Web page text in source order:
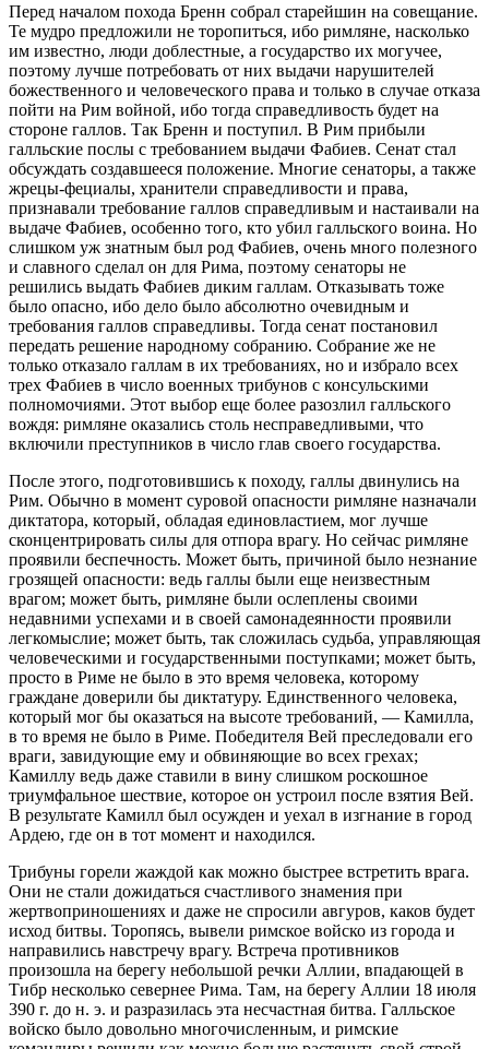
Перед началом похода Бренн собрал старейшин на совещание.
Те мудро предложили не торопиться, ибо римляне, насколько
им известно, люди доблестные, а государство их могучее,
поэтому лучше потребовать от них выдачи нарушителей
божественного и человеческого права и только в случае отказа
пойти на Рим войной, ибо тогда справедливость будет на
стороне галлов. Так Бренн и поступил. В Рим прибыли
галльские послы с требованием выдачи Фабиев. Сенат стал
обсуждать создавшееся положение. Многие сенаторы, а также
жрецы-фециалы, хранители справедливости и права,
признавали требование галлов справедливым и настаивали на
выдаче Фабиев, особенно того, кто убил галльского воина. Но
слишком уж знатным был род Фабиев, очень много полезного
и славного сделал он для Рима, поэтому сенаторы не
решились выдать Фабиев диким галлам. Отказывать тоже
было опасно, ибо дело было абсолютно очевидным и
требования галлов справедливы. Тогда сенат постановил
передать решение народному собранию. Собрание же не
только отказало галлам в их требованиях, но и избрало всех
трех Фабиев в число военных трибунов с консульскими
полномочиями. Этот выбор еще более разозлил галльского
вождя: римляне оказались столь несправедливыми, что
включили преступников в число глав своего государства.
После этого, подготовившись к походу, галлы двинулись на
Рим. Обычно в момент суровой опасности римляне назначали
диктатора, который, обладая единовластием, мог лучше
сконцентрировать силы для отпора врагу. Но сейчас римляне
проявили беспечность. Может быть, причиной было незнание
грозящей опасности: ведь галлы были еще неизвестным
врагом; может быть, римляне были ослеплены своими
недавними успехами и в своей самонадеянности проявили
легкомыслие; может быть, так сложилась судьба, управляющая
человеческими и государственными поступками; может быть,
просто в Риме не было в это время человека, которому
граждане доверили бы диктатуру. Единственного человека,
который мог бы оказаться на высоте требований, — Камилла,
в то время не было в Риме. Победителя Вей преследовали его
враги, завидующие ему и обвиняющие во всех грехах;
Камиллу ведь даже ставили в вину слишком роскошное
триумфальное шествие, которое он устроил после взятия Вей.
В результате Камилл был осужден и уехал в изгнание в город
Ардею, где он в тот момент и находился.
Трибуны горели жаждой как можно быстрее встретить врага.
Они не стали дожидаться счастливого знамения при
жертвоприношениях и даже не спросили авгуров, каков будет
исход битвы. Торопясь, вывели римское войско из города и
направились навстречу врагу. Встреча противников
произошла на берегу небольшой речки Аллии, впадающей в
Тибр несколько севернее Рима. Там, на берегу Аллии 18 июля
390 г. до н. э. и разразилась эта несчастная битва. Галльское
войско было довольно многочисленным, и римские